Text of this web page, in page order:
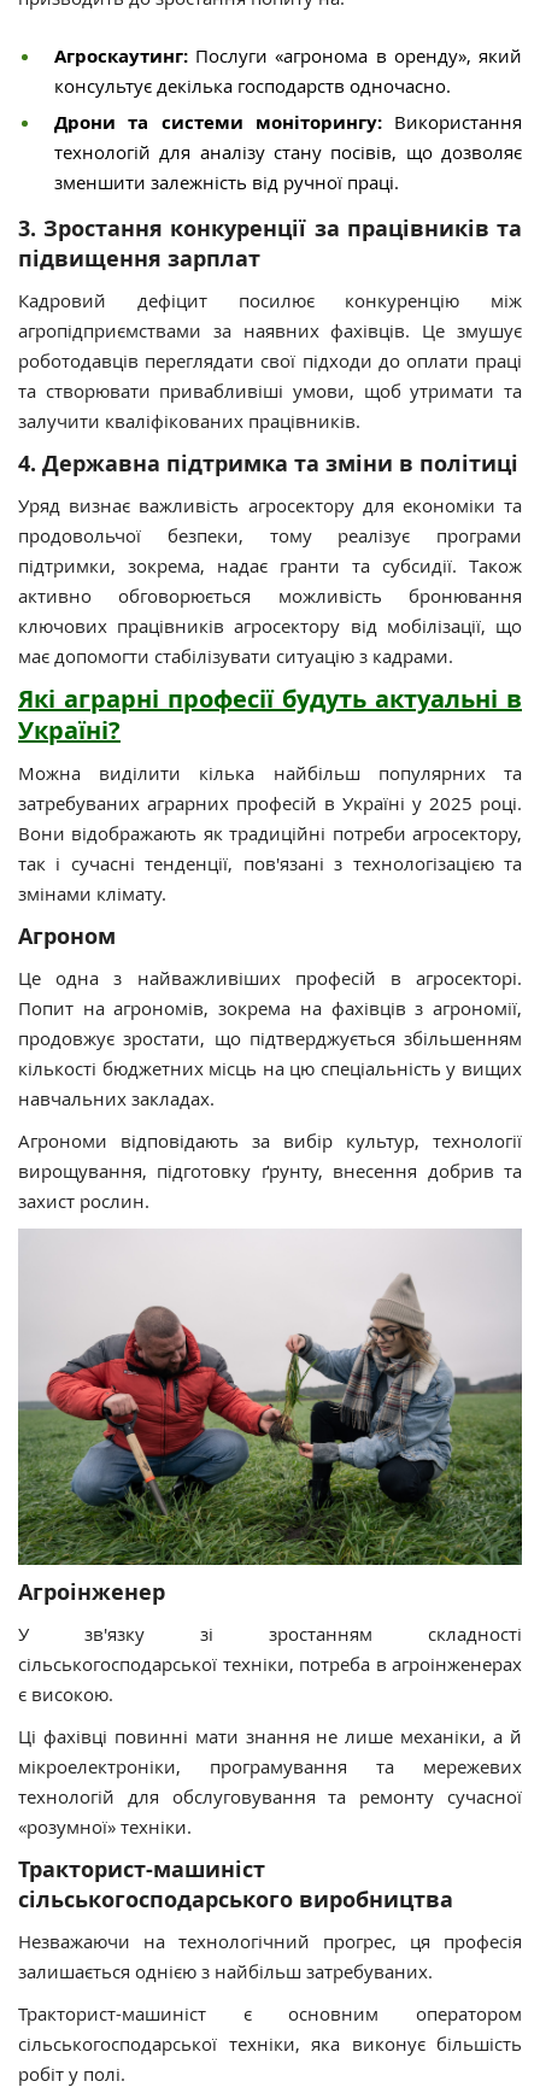
Агроскаутинг: Послуги «агронома в оренду», який
консультує декілька господарств одночасно.
Дрони та системи моніторингу: Використання
технологій для аналізу стану посівів, що дозволяє
зменшити залежність від ручної праці.
3. Зростання конкуренції за працівників та
підвищення зарплат
Кадровий дефіцит посилює конкуренцію між
агропідприємствами за наявних фахівців. Це змушує
роботодавців переглядати свої підходи до оплати праці
та створювати привабливіші умови, щоб утримати та
залучити кваліфікованих працівників.
4. Державна підтримка та зміни в політиці
Уряд визнає важливість агросектору для економіки та
продовольчої безпеки, тому реалізує програми
підтримки, зокрема, надає гранти та субсидії. Також
активно обговорюється можливість бронювання
ключових працівників агросектору від мобілізації, що
має допомогти стабілізувати ситуацію з кадрами.
Які аграрні професії будуть актуальні в
Україні?
Можна виділити кілька найбільш популярних та
затребуваних аграрних професій в Україні у 2025 році.
Вони відображають як традиційні потреби агросектору,
так і сучасні тенденції, пов'язані з технологізацією та
змінами клімату.
Агроном
Це одна з найважливіших професій в агросекторі.
Попит на агрономів, зокрема на фахівців з агрономії,
продовжує зростати, що підтверджується збільшенням
кількості бюджетних місць на цю спеціальність у вищих
навчальних закладах.
Агрономи відповідають за вибір культур, технології
вирощування, підготовку ґрунту, внесення добрив та
захист рослин.
Агроінженер
У зв'язку зі зростанням складності
сільськогосподарської техніки, потреба в агроінженерах
є високою.
Ці фахівці повинні мати знання не лише механіки, а й
мікроелектроніки, програмування та мережевих
технологій для обслуговування та ремонту сучасної
«розумної» техніки.
Тракторист-машиніст
сільськогосподарського виробництва
Незважаючи на технологічний прогрес, ця професія
залишається однією з найбільш затребуваних.
Тракторист-машиніст є основним оператором
сільськогосподарської техніки, яка виконує більшість
робіт у полі.